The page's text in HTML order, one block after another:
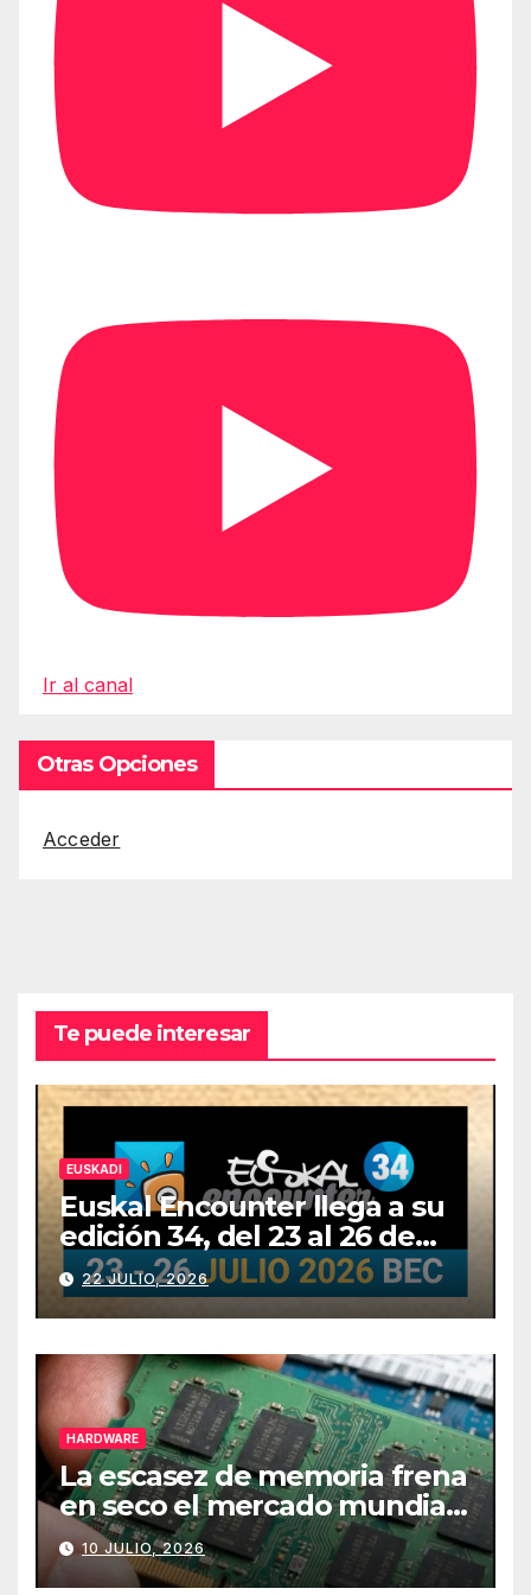
Ir al canal
Otras Opciones
Acceder
Te puede interesar
EUSKADI
Euskal Encounter llega a su
edición 34, del 23 al 26 de
julio
22 JULIO, 2026
HARDWARE
La escasez de memoria frena
en seco el mercado mundial
de PCs
10 JULIO, 2026